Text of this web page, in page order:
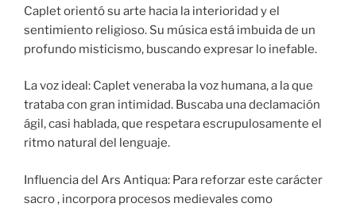
Caplet orientó su arte hacia la interioridad y el
sentimiento religioso. Su música está imbuida de un
profundo misticismo, buscando expresar lo inefable.
La voz ideal: Caplet veneraba la voz humana, a la que
trataba con gran intimidad. Buscaba una declamación
ágil, casi hablada, que respetara escrupulosamente el
ritmo natural del lenguaje.
Influencia del Ars Antiqua: Para reforzar este carácter
sacro , incorpora procesos medievales como